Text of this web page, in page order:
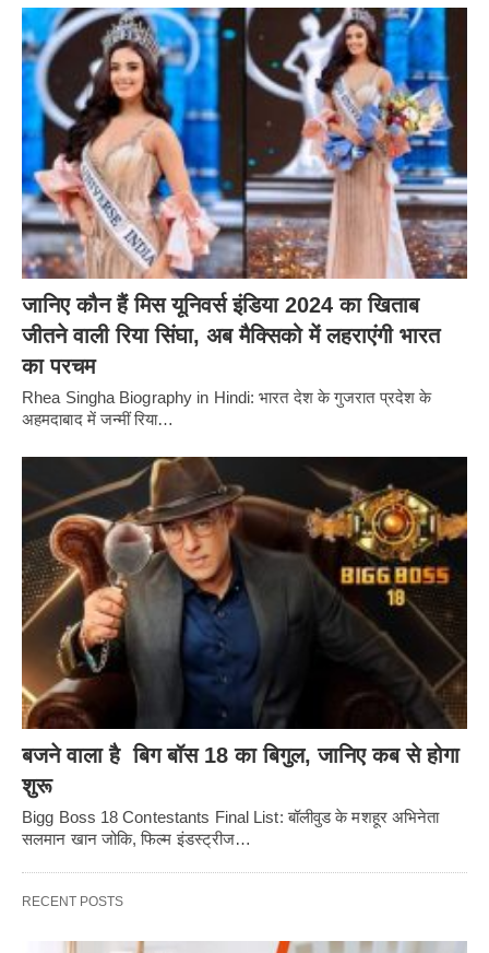
जानिए कौन हैं मिस यूनिवर्स इंडिया 2024 का खिताब
जीतने वाली रिया सिंघा, अब मैक्सिको में लहराएंगी भारत
का परचम
Rhea Singha Biography in Hindi: भारत देश के गुजरात प्रदेश के
अहमदाबाद में जन्मीं रिया…
बजने वाला है बिग बॉस 18 का बिगुल, जानिए कब से होगा
शुरू
Bigg Boss 18 Contestants Final List: बॉलीवुड के मशहूर अभिनेता
सलमान खान जोकि, फिल्म इंडस्ट्रीज…
RECENT POSTS